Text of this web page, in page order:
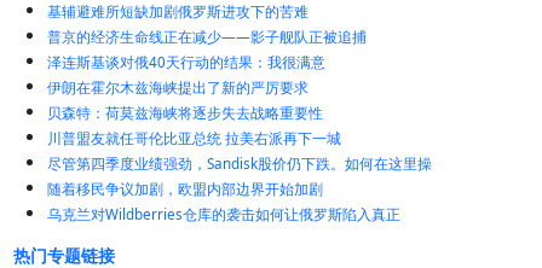
基辅避难所短缺加剧俄罗斯进攻下的苦难
普京的经济生命线正在减少——影子舰队正被追捕
泽连斯基谈对俄40天行动的结果：我很满意
伊朗在霍尔木兹海峡提出了新的严厉要求
贝森特：荷莫兹海峡将逐步失去战略重要性
川普盟友就任哥伦比亚总统 拉美右派再下一城
尽管第四季度业绩强劲，Sandisk股价仍下跌。如何在这里操
随着移民争议加剧，欧盟内部边界开始加剧
乌克兰对Wildberries仓库的袭击如何让俄罗斯陷入真正
热门专题链接